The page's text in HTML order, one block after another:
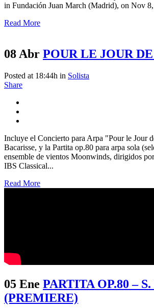
in Fundación Juan March (Madrid), on Nov
Read More
08 Abr POUR LE JOUR
Posted at 18:44h in Solista
Share
Incluye el Concierto para Arpa "Pour le Jour
Bacarisse, y la Partita op.80 para arpa sola
ensemble de vientos Moonwinds, dirigidos
IBS Classical...
Read More
05 Ene PARTITA OP.80 –
(PREMIERE)